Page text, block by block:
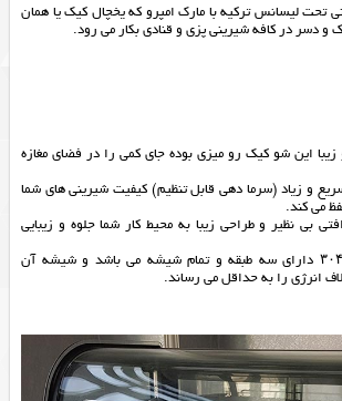
تحت لیسانس ترکیه با مارک امپرو که یخچال کیک یا همان
دسر در کافه شیرینی پزی و قنادی بکار می رود.
این شو کیک رو میزی بوده جای کمی را در فضای مغازه
و زیاد (سرما دهی قابل تنظیم) کیفیت شیرینی های شما
می کند.
بی نظیر و طراحی زیبا به محیط کار شما جلوه و زیبایی
شوکیک با بدنه استیل ۳۰۴ دارای سه طبقه و تمام شیشه می باشد و شیشه آن
انرژی را به حداقل می رساند.